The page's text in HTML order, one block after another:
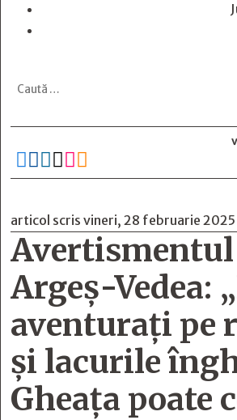
     
articol scris vineri, 28 februarie 2025
Argeș-Vedea:
aventurați pe
și lacurile
Gheața poate